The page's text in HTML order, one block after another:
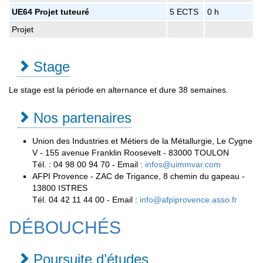
UE64 Projet tuteuré 5 ECTS
0 h
Projet
Stage
Le stage est la période en alternance et dure 38 semaines.
Nos partenaires
Union des Industries et Métiers de la Métallurgie, Le Cygne
V - 155 avenue Franklin Roosevelt - 83000 TOULON
Tél. : 04 98 00 94 70 - Email : infos@uimmvar.com
AFPI Provence - ZAC de Trigance, 8 chemin du gapeau -
13800 ISTRES
Tél. 04 42 11 44 00 - Email : info@afpiprovence.asso.fr
DÉBOUCHÉS
Poursuite d’études